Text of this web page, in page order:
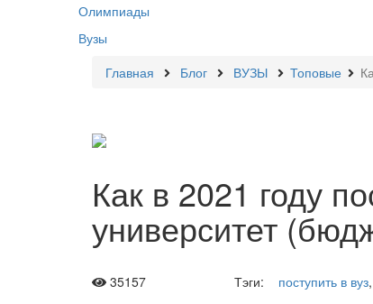
Олимпиады
Вузы
Главная
Блог ВУЗЫ Топовые
Как в 2021 году
университет
35157 Тэги: поступить в вуз,